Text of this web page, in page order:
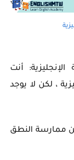
أنت
، لكن لا يوجد
ممارسة النطق